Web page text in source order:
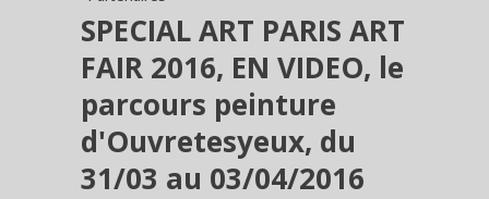
SPECIAL ART PARIS ART
FAIR 2016, EN VIDEO, le
parcours peinture
d'Ouvretesyeux, du
31/03 au 03/04/2016